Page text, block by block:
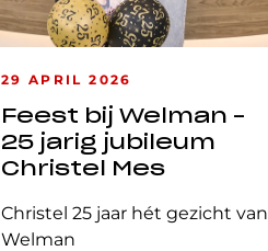
29 APRIL 2026
Feest bij Welman –
25 jarig jubileum
Christel Mes
Christel 25 jaar hét gezicht van
Welman